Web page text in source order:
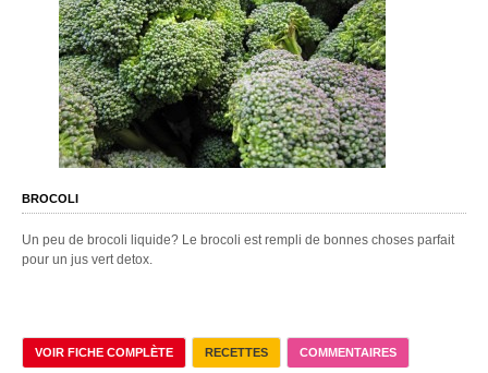
BROCOLI
Un peu de brocoli liquide? Le brocoli est rempli de bonnes choses parfait
pour un jus vert detox.
VOIR FICHE COMPLÈTE RECETTES COMMENTAIRES